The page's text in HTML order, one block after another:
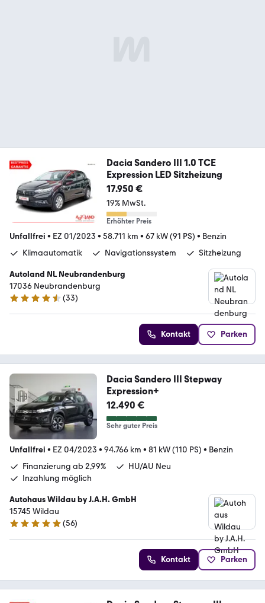
Dacia Sandero III 1.0 TCE
Expression LED Sitzheizung
17.950 €
19% MwSt.
Erhöhter Preis
Unfallfrei • EZ 01/2023 • 58.711 km • 67 kW (91 PS) • Benzin
Klimaautomatik
Navigationssystem Sitzheizung
Autoland NL Neubrandenburg
17036 Neubrandenburg
4.6 Sterne
(33)
Kontakt Parken
Dacia Sandero III Stepway
Expression+
12.490 €
Sehr guter Preis
Unfallfrei • EZ 04/2023 • 94.766 km • 81 kW (110 PS) • Benzin
Finanzierung ab 2,99%
HU/AU Neu
Inzahlung möglich
Autohaus Wildau by J.A.H. GmbH
15745 Wildau
4.8 Sterne
(56)
Kontakt Parken